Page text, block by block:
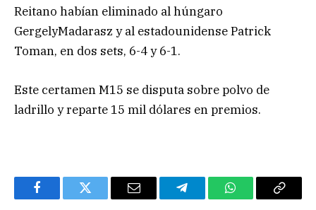
Reitano habían eliminado al húngaro
GergelyMadarasz y al estadounidense Patrick
Toman, en dos sets, 6-4 y 6-1.
Este certamen M15 se disputa sobre polvo de
ladrillo y reparte 15 mil dólares en premios.
FacebookTwitter Email TelegramWhatsAppCopy